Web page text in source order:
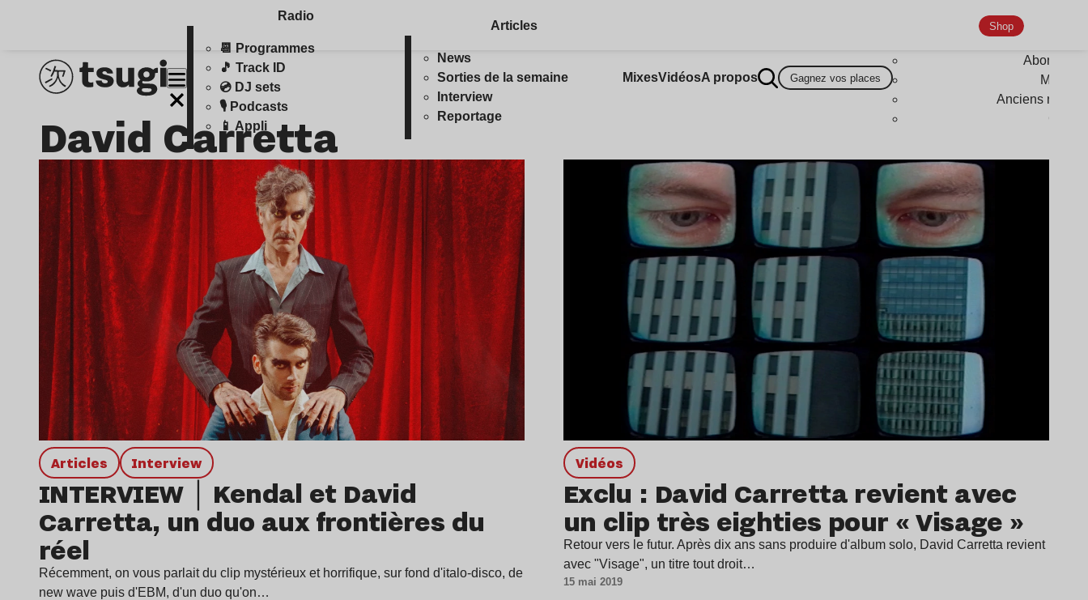
Radio
📆 Programmes
🎵 Track ID
💿 DJ sets
🎙️ Podcasts
📱 Appli
Articles
News
Sorties de la semaine
Interview
Reportage
MixesVidéosA propos Gagnez vos places
Shop
Anciens
David Carretta
Articles interview
INTERVIEW｜Kendal et David
Carretta, un duo aux frontières du
réel
Récemment, on vous parlait du clip mystérieux et horrifique, sur fond d'italo-disco, de
new wave puis d'EBM, d'un duo qu'on…
Vidéos
Exclu : David Carretta revient avec
un clip très eighties pour « Visage »
Retour vers le futur. Après dix ans sans produire d'album solo, David Carretta revient
avec "Visage", un titre tout droit…
15 mai 2019